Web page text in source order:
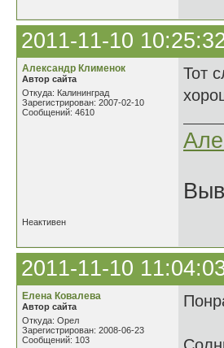
2011-11-10
Александр Клименок
Автор сайта
Откуда: Калининград
Зарегистрирован: 2007-02-10
Сообщений: 4610
Тот
Неактивен
2011-11-10
Елена Ковалева
Автор сайта
Откуда: Орел
Зарегистрирован: 2008-06-23
Сообщений: 103